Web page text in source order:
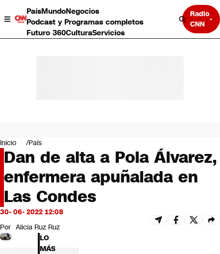
PaísMundoNegocios
Podcast y Programas completos
Futuro 360CulturaServicios
Radio
CNN
Negocios
Deportes
Programas completos
Cultura
Servicios
Bits
CNN tiempo
Futuro 360
Opinión
Inicio País
Dan de alta a Pola Álvarez,
enfermera apuñalada en
Las Condes
30- 06- 2022 12:08
Por Alicia Ruz Ruz
LO
MÁS